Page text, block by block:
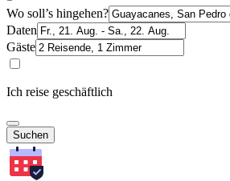
Wo soll’s hingehen?
Daten
Gäste
Ich reise geschäftlich
Suchen